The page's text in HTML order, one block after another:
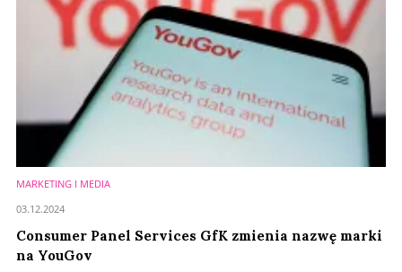
MARKETING I MEDIA
Consumer Panel Services GfK zmienia nazwę marki
na YouGov
03.12.2024